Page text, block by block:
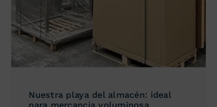
Nuestra playa del almacén: ideal
para mercancía voluminosa